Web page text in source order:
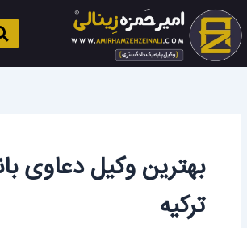
پرش
به
محتوا
بهترین وکیل دعاوی
ترکیه